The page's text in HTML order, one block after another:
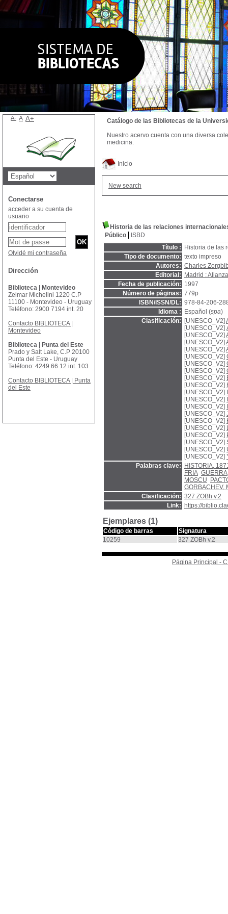
Inicio
New search
Historia de las relaciones
Público
ISBD
Título :
Historia de las
Tipo de documento: texto impreso
Autores: Charles
Editorial:
Madrid : Alianza
Fecha de publicación: 1997
Número de páginas: 779p
ISBN/ISSN/DL: 978-84-206-
Idioma :
Español (spa)
Clasificación:
[UNESCO_V2]
[UNESCO_V2]
[UNESCO_V2]
[UNESCO_V2]
[UNESCO_V2]
[UNESCO_V2]
[UNESCO_V2]
[UNESCO_V2]
[UNESCO_V2]
[UNESCO_V2]
[UNESCO_V2]
[UNESCO_V2]
[UNESCO_V2]
[UNESCO_V2]
[UNESCO_V2]
[UNESCO_V2]
[UNESCO_V2]
[UNESCO_V2]
[UNESCO_V2]
[UNESCO_V2]
Palabras clave:
HISTORIA,
FRIA GUERRA
MOSCU
GORBACHEV,
Clasificación: 327 ZOBh v.2
Link:
https://
Ejemplares (1)
Código de barras
Signatura
10259
327 ZOBh v.2
Página Principal -
Catálogo de las Bibliotecas de la
Nuestro acervo cuenta con una diversa
medicina.
A- A A+
Conectarse
acceder a su cuenta de
usuario
Olvidé mi contraseña
Dirección
Biblioteca | Montevideo
Zelmar Michelini 1220 C.P
11100 - Montevideo - Uruguay
Teléfono: 2900 7194 int. 20
Contacto BIBLIOTECA |
Montevideo
Biblioteca | Punta del Este
Prado y Salt Lake, C.P 20100
Punta del Este - Uruguay
Teléfono: 4249 66 12 int. 103
Contacto BIBLIOTECA | Punta
del Este